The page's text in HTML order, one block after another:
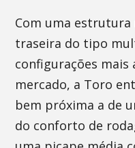
Com uma estrutura
traseira do tipo
configurações mais
mercado, a Toro
bem próxima a de
do conforto de